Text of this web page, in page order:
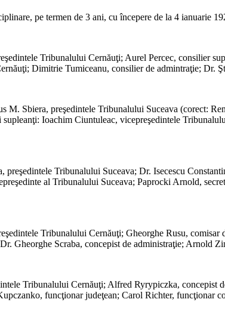
pe termen de 3 ani, cu începere de la 4 ianuarie
Tribunalului Cernăuţi; Aurel Percec, consilier
Dimitrie Tumiceanu, consilier de admintraţie; Dr.
M. Sbiera, preşedintele Tribunalului Suceava (corect:
Ioachim Ciuntuleac, vicepreşedintele
Tribunalului Suceava; Dr. Isecescu
al Tribunalului Suceava; Paprocki Arnold,
Tribunalului Cernăuţi; Gheorghe Rusu,
Gheorghe Scraba, concepist de administraţie; Arnold
Tribunalului Cernăuţi; Alfred Ryrypiczka,
funcţionar judeţean; Carol Richter, funcţionar